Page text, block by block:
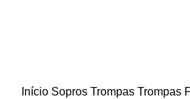
Início Sopros Trompas Trompas